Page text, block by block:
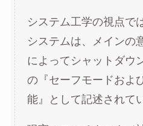
システム工学の視点で
システムは、メインの
によってシャットダウ
の『セーフモードおよ
能』として記述されて